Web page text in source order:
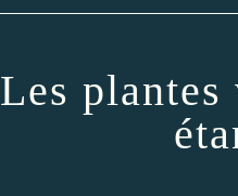
Les plantes